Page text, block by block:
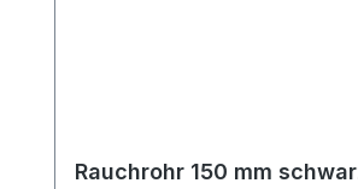
Rauchrohr 150 mm